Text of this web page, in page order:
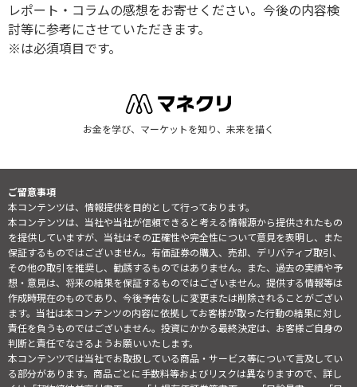
レポート・コラムの感想をお寄せください。今後の内容検
討等に参考にさせていただきます。
※は必須項目です。
お金を学び、マーケットを知り、未来を描く
ご留意事項
本コンテンツは、情報提供を目的として行っております。
本コンテンツは、当社や当社が信頼できると考える情報源から提供されたもの
を提供していますが、当社はその正確性や完全性について意見を表明し、また
保証するものではございません。有価証券の購入、売却、デリバティブ取引、
その他の取引を推奨し、勧誘するものではありません。また、過去の実績や予
想・意見は、将来の結果を保証するものではございません。提供する情報等は
作成時現在のものであり、今後予告なしに変更または削除されることがござい
ます。当社は本コンテンツの内容に依拠してお客様が取った行動の結果に対し
責任を負うものではございません。投資にかかる最終決定は、お客様ご自身の
判断と責任でなさるようお願いいたします。
本コンテンツでは当社でお取扱している商品・サービス等について言及してい
る部分があります。商品ごとに手数料等およびリスクは異なりますので、詳し